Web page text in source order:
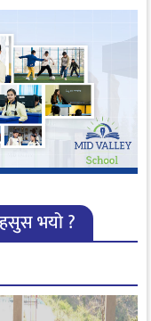
भयो ?